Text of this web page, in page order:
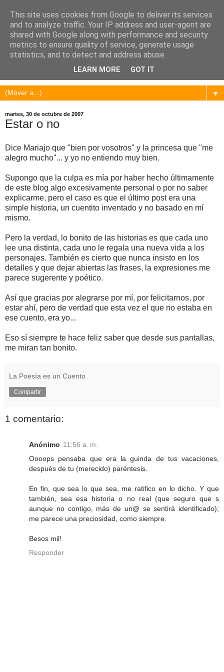
▼
martes, 30 de octubre de 2007
Estar o no
Dice Mariajo que "bien por vosotros" y la princesa que "me
alegro mucho"... y yo no entiendo muy bien.
Supongo que la culpa es mía por haber hecho últimamente
de este blog algo excesivamente personal o por no saber
explicarme, pero el caso es que el último post era una
simple historia, un cuentito inventado y no basado en mí
mismo.
Pero la verdad, lo bonito de las historias es que cada uno
lee una distinta, cada uno le regala una nueva vida a los
personajes. También es cierto que nunca insisto en los
detalles y que dejar abiertas las frases, la expresiones me
parece sugerente y poético.
Así que gracias por alegrarse por mí, por felicitarnos, por
estar ahí, pero de verdad que esta vez el que no estaba en
ese cuento, era yo...
Eso sí siempre te hace feliz saber que desde sus pantallas,
me miran tan bonito.
La Poesía es un Cuento
Compartir
1 comentario:
Anónimo 11:56 a. m.
Oooops pensaba que era la guinda de tus vacaciones,
después de tu (merecido) paréntesis.
En fin, que sea lo que sea, me ratifico en lo dicho. Y que
también, sea esa historia o no real (que seguro que s
aunque no contigo, más de un@ se sentirá identificado);
me parece una preciosidad, como siempre.
Besos mil!
Responder
This site uses cookies from Google to deliver its services
and to analyze traffic. Your IP address and user-agent are
shared with Google along with performance and security
metrics to ensure quality of service, generate usage
statistics, and to detect and address abuse.
LEARN MORE GOT IT